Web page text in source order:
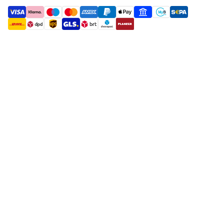
payment methods
shipment methods